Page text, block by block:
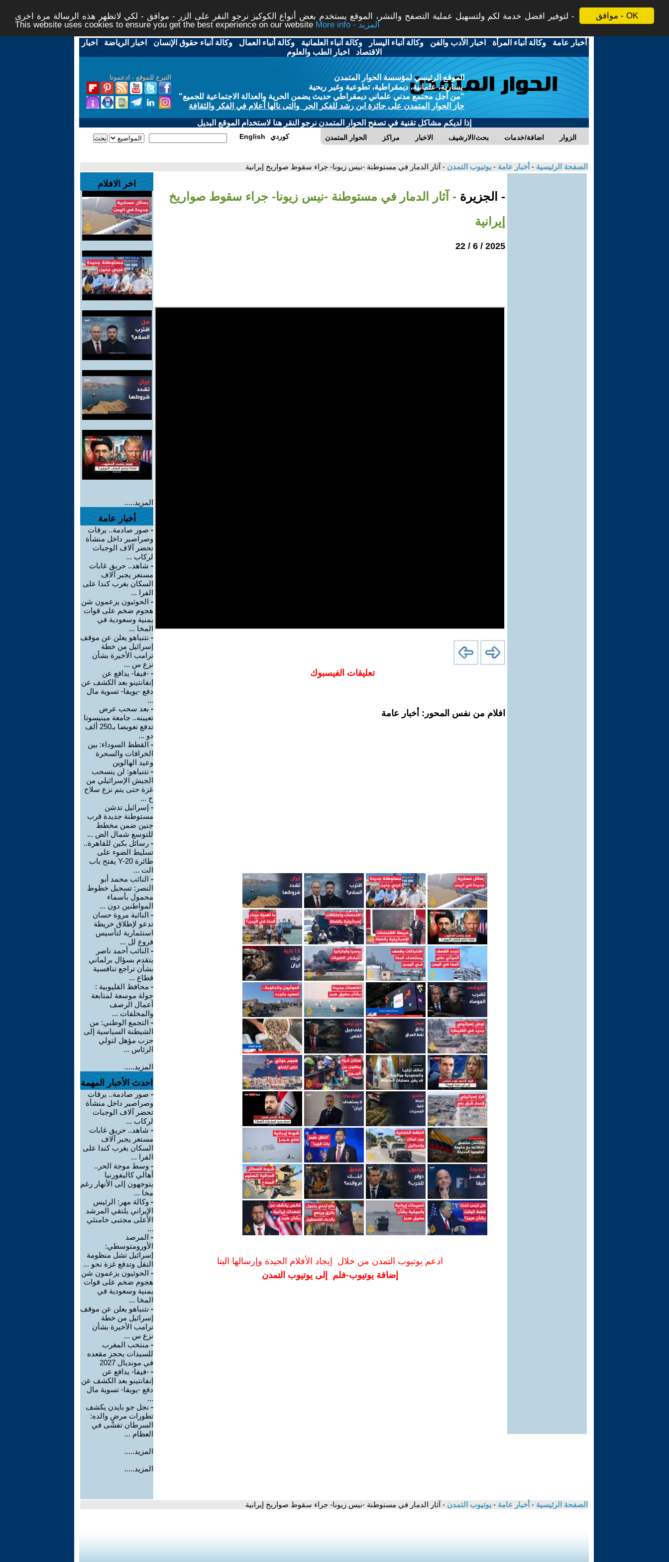
موافق - OK
لتوفير افضل خدمة لكم ولتسهيل عملية التصفح والنشر، الموقع يستخدم بعض أنواع الكوكيز نرجو النقر على الزر - موافق - لكي لاتظهر هذه الرسالة مرة اخرى -
This website uses cookies to ensure you get the best experience on our website
More info - المزيد
أخبار عامة -وكالة أنباء المرأة - اخبار الأدب والفن -وكالة أنباء اليسار -وكالة أنباء العلمانية -وكالة أنباء العمال -وكالة أنباء حقوق الإنسان - اخبار الرياضة - اخبار
الاقتصاد - اخبار الطب والعلوم
التبرع للموقع - ادعمونا
الموقع الرئيسي لمؤسسة الحوار المتمدن
يسارية، علمانية، ديمقراطية، تطوعية وغير ربحية
"من أجل مجتمع مدني علماني ديمقراطي حديث يضمن الحرية والعدالة الاجتماعية للجميع"
حاز الحوار المتمدن على جائزة ابن رشد للفكر الحر والتى نالها أعلام في الفكر والثقافة
إذا لديكم مشاكل تقنية في تصفح الحوار المتمدن نرجو النقر هنا لاستخدام الموقع البديل
الحوار المتمدن مراكز الاخبار بحث/الارشيف اضافة/خدمات الزوار English كوردي
الصفحة الرئيسية - أخبار عامة - يوتيوب التمدن - آثار الدمار في مستوطنة -نيس زيونا- جراء سقوط صواريخ إيرانية
- الجزيرة - آثار الدمار في مستوطنة -نيس زيونا- جراء سقوط صواريخ
إيرانية
2025 / 6 / 22
تعليقات الفيسبوك
افلام من نفس المحور: أخبار عامة
ادعم يوتيوب التمدن من خلال إيجاد الأفلام الجيدة وإرسالها الينا
إضافة يوتيوب-فلم إلى يوتيوب التمدن
اخر الافلام
المزيد.....
أخبار عامة
- صور صادمة.. يرقات
وصراصير داخل منشأة
تحضر آلاف الوجبات
لركاب ...
- شاهد.. حريق غابات
مستعر يجبر آلاف
السكان بغرب كندا على
الفرا ...
- الحوثيون يزعمون شن
هجوم ضخم على قوات
يمنية وسعودية في
المخا ...
- نتنياهو يعلن عن موقف
إسرائيل من خطة
ترامب الأخيرة بشأن
نزع س ...
- -فيفا- يدافع عن
إنفانتينو بعد الكشف عن
دفع -يويفا- تسوية مال
...
- بعد سحب عرض
تعيينه.. جامعة مينيسوتا
تدفع تعويضا بـ250 ألف
دو ...
- القطط السوداء: بين
الخرافات والسحرة
وعيد الهالوين
- نتنياهو: لن ينسحب
الجيش الإسرائيلي من
غزة حتى يتم نزع سلاح
ح ...
- إسرائيل تدشن
مستوطنة جديدة قرب
جنين ضمن مخطط
للتوسع شمال الض ...
- رسائل بكين للقاهرة..
تسليط الضوء على
طائرة Y-20 يفتح باب
الت ...
- النائب محمد أبو
النصر: تسجيل خطوط
محمول بأسماء
المواطنين دون ...
- النائبة مروة حسان
تدعو لإطلاق خريطة
استثمارية لتأسيس
فروع لل ...
- النائب أحمد ناصر
يتقدم بسؤال برلماني
بشأن تراجع تنافسية
قطاع ...
- محافظ القليوبية :
جولة موسعة لمتابعة
أعمال الرصف
والمخلفات ...
- التجمع الوطني: من
الشيطنة السياسية إلى
حزب مؤهل لتولي
الرئاس ...
المزيد.....
احدث الأخبار المهمة
- صور صادمة.. يرقات
وصراصير داخل منشأة
تحضر آلاف الوجبات
لركاب ...
- شاهد.. حريق غابات
مستعر يجبر آلاف
السكان بغرب كندا على
الفرا ...
- وسط موجة الحر..
أهالي كاليفورنيا
يتوجهون إلى الأنهار رغم
مخا ...
- وكالة مهر: الرئيس
الإيراني يلتقي المرشد
الأعلى مجتبى خامنئي
...
- المرصد
الأورومتوسطي:
إسرائيل تشل منظومة
النقل وتدفع غزة نحو ...
- الحوثيون يزعمون شن
هجوم ضخم على قوات
يمنية وسعودية في
المخا ...
- نتنياهو يعلن عن موقف
إسرائيل من خطة
ترامب الأخيرة بشأن
نزع س ...
- منتخب المغرب
للسيدات يحجز مقعده
في مونديال 2027
- -فيفا- يدافع عن
إنفانتينو بعد الكشف عن
دفع -يويفا- تسوية مال
...
- نجل جو بايدن يكشف
تطورات مرض والده:
السرطان تفشّى في
العظام ...
المزيد.....
المزيد.....
الصفحة الرئيسية - أخبار عامة - يوتيوب التمدن - آثار الدمار في مستوطنة -نيس زيونا- جراء سقوط صواريخ إيرانية